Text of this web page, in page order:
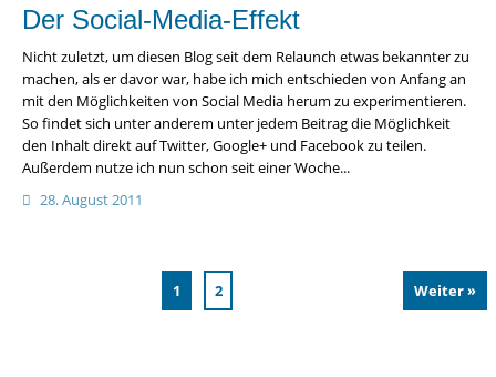
Der Social-Media-Effekt
Nicht zuletzt, um diesen Blog seit dem Relaunch etwas bekannter zu
machen, als er davor war, habe ich mich entschieden von Anfang an
mit den Möglichkeiten von Social Media herum zu experimentieren.
So findet sich unter anderem unter jedem Beitrag die Möglichkeit
den Inhalt direkt auf Twitter, Google+ und Facebook zu teilen.
Außerdem nutze ich nun schon seit einer Woche...
28. August 2011
1 2 Weiter »